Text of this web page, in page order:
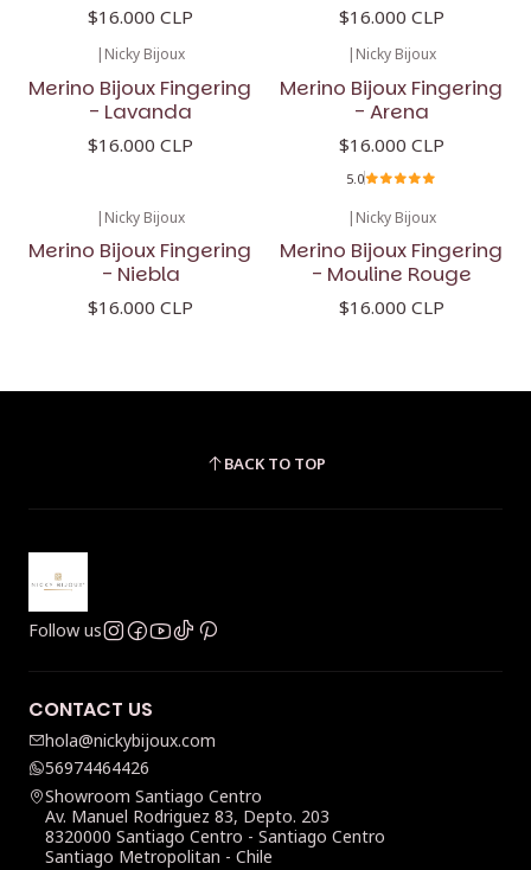
$16.000 CLP $16.000 CLP
Nicky Bijoux
Merino Bijoux Fingering
- Lavanda
$16.000 CLP
Nicky Bijoux
Merino Bijoux Fingering
- Arena
$16.000 CLP
5.0
| Nicky Bijoux
Merino Bijoux Fingering
- Niebla
$16.000 CLP
| Nicky Bijoux
Merino Bijoux Fingering
- Mouline Rouge
$16.000 CLP
BACK TO TOP
Follow us
CONTACT US
hola@nickybijoux.com
56974464426
Showroom Santiago Centro
Av. Manuel Rodriguez 83, Depto. 203
8320000 Santiago Centro - Santiago Centro
Santiago Metropolitan - Chile